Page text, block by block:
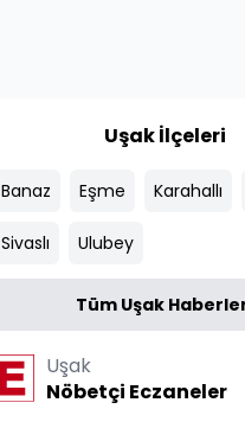
Uşak İlçeleri
Banaz Eşme Karahallı
Sivaslı Ulubey
Tüm Uşak
Uşak
Nöbetçi Eczaneler